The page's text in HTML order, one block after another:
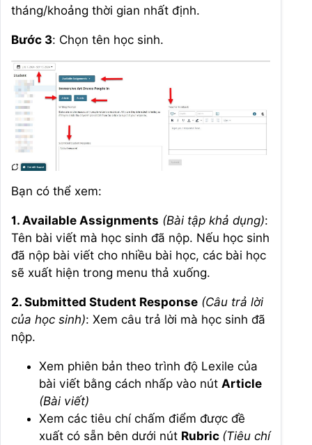
tháng/khoảng thời gian nhất định.
Bước 3: Chọn tên học sinh.
Bạn có thể xem:
1. Available Assignments (Bài tập khả dụng):
Tên bài viết mà học sinh đã nộp. Nếu học sinh
đã nộp bài viết cho nhiều bài học, các bài học
sẽ xuất hiện trong menu thả xuống.
2. Submitted Student Response (Câu trả lời
của học sinh): Xem câu trả lời mà học sinh đã
nộp.
Xem phiên bản theo trình độ Lexile của
bài viết bằng cách nhấp vào nút Article
(Bài viết)
Xem các tiêu chí chấm điểm được đề
xuất có sẵn bên dưới nút Rubric (Tiêu chí